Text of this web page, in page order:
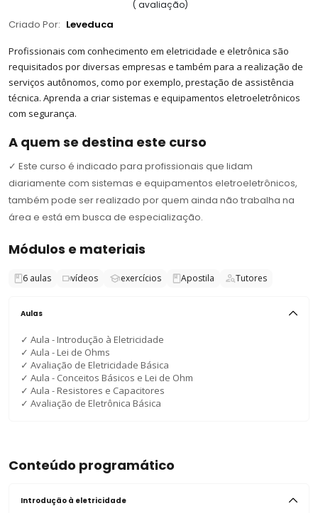
( avaliação)
Criado Por: Leveduca
Profissionais com conhecimento em eletricidade e eletrônica são
requisitados por diversas empresas e também para a realização de
serviços autônomos, como por exemplo, prestação de assistência
técnica. Aprenda a criar sistemas e equipamentos eletroeletrônicos
com segurança.
A quem se destina este curso
✓ Este curso é indicado para profissionais que lidam
diariamente com sistemas e equipamentos eletroeletrônicos,
também pode ser realizado por quem ainda não trabalha na
área e está em busca de especialização.
Módulos e materiais
6 aulas vídeos exercícios Apostila Tutores
Aulas
✓ Aula - Introdução à Eletricidade
✓ Aula - Lei de Ohms
✓ Avaliação de Eletricidade Básica
✓ Aula - Conceitos Básicos e Lei de Ohm
✓ Aula - Resistores e Capacitores
✓ Avaliação de Eletrônica Básica
Conteúdo programático
Introdução à eletricidade